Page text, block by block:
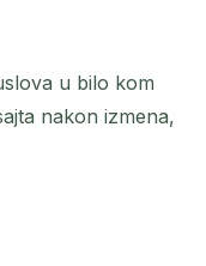
u bilo kom
nakon izmena,